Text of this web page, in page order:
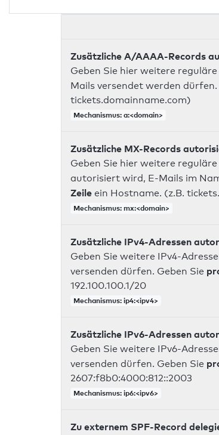
Zusätzliche A/AAAA-Records
Geben Sie hier weitere
Mails versendet werden dürfen.
tickets.domainname.com)
Mechanismus: a:<domain>
Zusätzliche MX-Records
Geben Sie hier weitere
autorisiert wird, E-Mails im
Zeile ein Hostname. (z.B.
Mechanismus: mx:<domain>
Zusätzliche IPv4-Adressen
Geben Sie weitere IPv4-
versenden dürfen. Geben Sie
192.100.100.1/20
Mechanismus: ip4:<ipv4>
Zusätzliche IPv6-Adressen
Geben Sie weitere IPv6-
versenden dürfen. Geben Sie
2607:f8b0:4000:812::2003
Mechanismus: ip6:<ipv6>
Zu externem SPF-Record